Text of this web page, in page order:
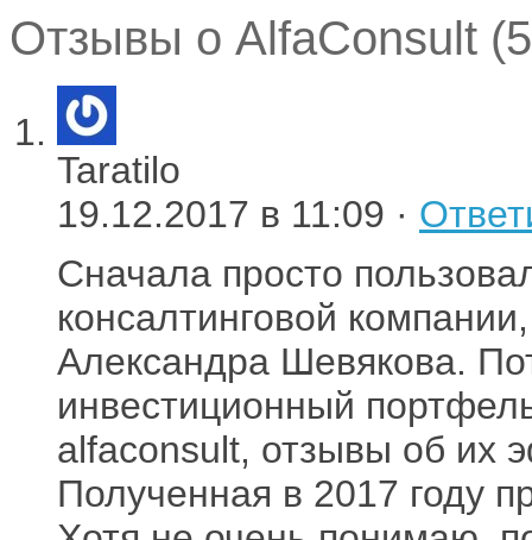
Отзывы о AlfaConsult
Taratilo
19.12.2017 в 11:09 ·
Сначала просто
консалтинговой
Александра Шевякова.
инвестиционный
alfaconsult, отзывы об их
Полученная в 2017 году